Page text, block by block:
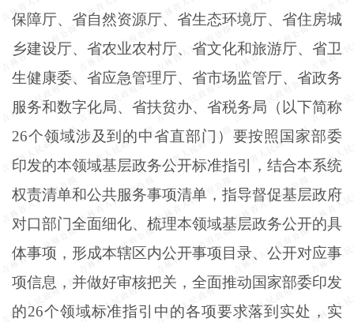
保障厅、省自然资源厅、省生态环境厅、省住房城
乡建设厅、省农业农村厅、省文化和旅游厅、省卫
生健康委、省应急管理厅、省市场监管厅、省政务
服务和数字化局、省扶贫办、省税务局（以下简称
26个领域涉及到的中省直部门）要按照国家部委
印发的本领域基层政务公开标准指引，结合本系统
权责清单和公共服务事项清单，指导督促基层政府
对口部门全面细化、梳理本领域基层政务公开的具
体事项，形成本辖区内公开事项目录、公开对应事
项信息，并做好审核把关，全面推动国家部委印发
的26个领域标准指引中的各项要求落到实处，实